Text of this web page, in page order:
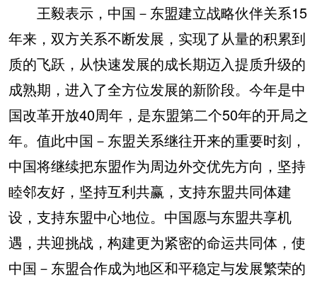
王毅表示，中国－东盟建立战略伙伴关系15
年来，双方关系不断发展，实现了从量的积累到
质的飞跃，从快速发展的成长期迈入提质升级的
成熟期，进入了全方位发展的新阶段。今年是中
国改革开放40周年，是东盟第二个50年的开局之
年。值此中国－东盟关系继往开来的重要时刻，
中国将继续把东盟作为周边外交优先方向，坚持
睦邻友好，坚持互利共赢，支持东盟共同体建
设，支持东盟中心地位。中国愿与东盟共享机
遇，共迎挑战，构建更为紧密的命运共同体，使
中国－东盟合作成为地区和平稳定与发展繁荣的